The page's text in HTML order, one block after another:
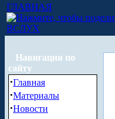
ГЛАВНАЯ
ВСЛУХ
Навигация по
сайту
·Главная
·Материалы
·Новости